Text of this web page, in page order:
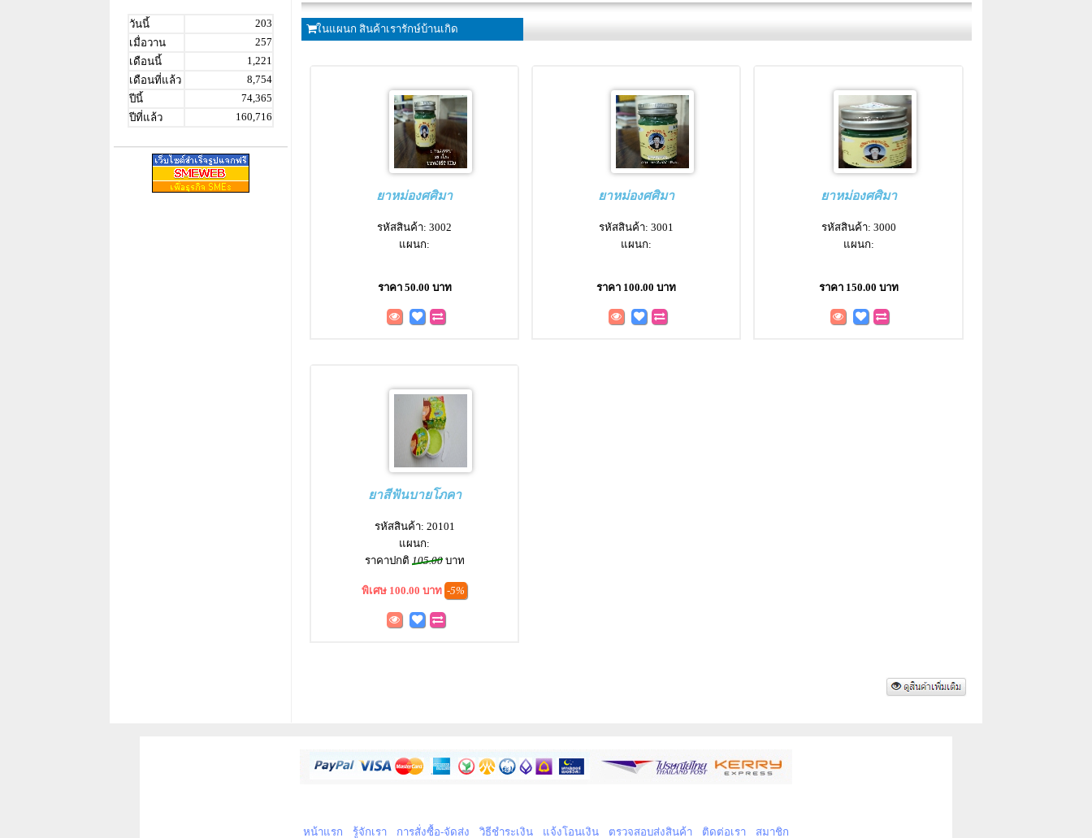
วันนี้
203
เมื่อวาน
257
เดือนนี้
1,221
เดือนที่แล้ว
8,754
ปีนี้
74,365
ปีที่แล้ว
160,716
ในแผนก สินค้าเรารักษ์บ้านเกิด
ยาหม่องศศิมา
รหัสสินค้า: 3002
แผนก:
ราคา 50.00 บาท
ยาหม่องศศิมา
รหัสสินค้า: 3001
แผนก:
ราคา 100.00 บาท
ยาหม่องศศิมา
รหัสสินค้า: 3000
แผนก:
ราคา 150.00 บาท
ยาสีฟันบายโภคา
รหัสสินค้า: 20101
แผนก:
ราคาปกติ 105.00บาท
พิเศษ 100.00 บาท -5%
หน้าแรก รู้จักเรา การสั่งซื้อ-จัดส่ง วิธีชำระเงิน แจ้งโอนเงิน ตรวจสอบส่งสินค้า ติดต่อเรา สมาชิก